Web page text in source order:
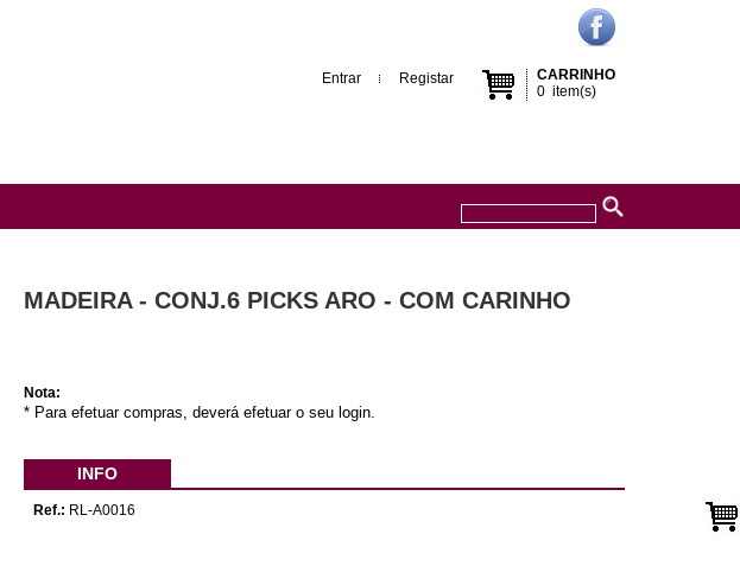
CARRINHO
0 item(s)
Entrar Registar
MADEIRA - CONJ.6 PICKS ARO - COM CARINHO
Nota:
* Para efetuar compras, deverá efetuar o seu login.
INFO
Ref.: RL-A0016